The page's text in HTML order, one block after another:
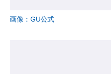
画像：GU公式